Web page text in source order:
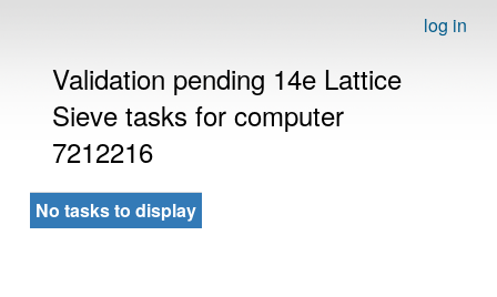
log in
Validation pending 14e Lattice
Sieve tasks for computer
7212216
No tasks to display